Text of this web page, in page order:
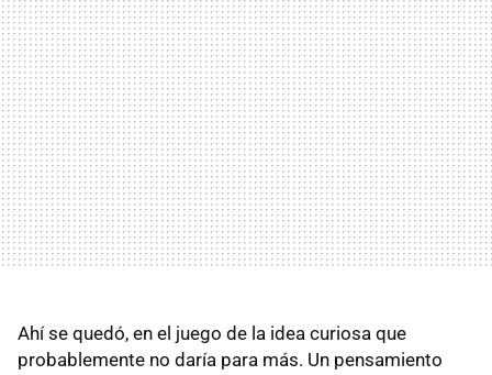
Ahí se quedó, en el juego de la idea curiosa que
probablemente no daría para más. Un pensamiento